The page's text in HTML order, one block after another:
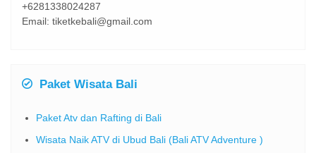
+6281338024287
Email: tiketkebali@gmail.com
Paket Wisata Bali
Paket Atv dan Rafting di Bali
Wisata Naik ATV di Ubud Bali (Bali ATV Adventure )